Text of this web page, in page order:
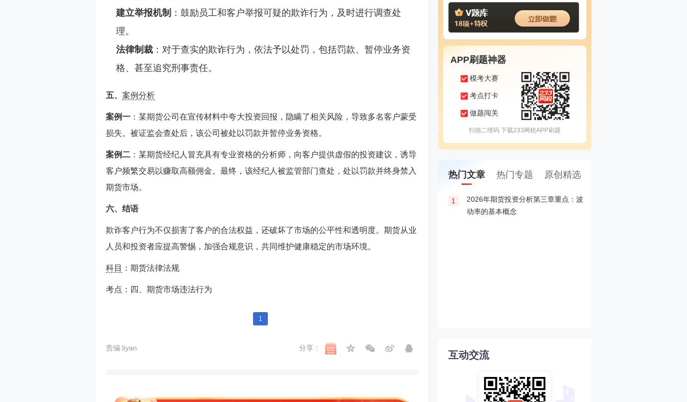
建立举报机制 ：鼓励员工和客户举报可疑的欺诈行为，及时进行调查处
理。
法律制裁 ：对于查实的欺诈行为，依法予以处罚，包括罚款、暂停业务资
格、甚至追究刑事责任。
五、 案例分析
案例一 ：某期货公司在宣传材料中夸大投资回报，隐瞒了相关风险，导致多名客户蒙受
损失。被证监会查处后，该公司被处以罚款并暂停业务资格。
案例二 ：某期货经纪人冒充具有专业资格的分析师，向客户提供虚假的投资建议，诱导
客户频繁交易以赚取高额佣金。最终，该经纪人被监管部门查处，处以罚款并终身禁入
期货市场。
六、结语
欺诈客户行为不仅损害了客户的合法权益，还破坏了市场的公平性和透明度。期货从业
人员和投资者应提高警惕，加强合规意识，共同维护健康稳定的市场环境。
科目 ：期货法律法规
考点：四、期货市场违法行为
1
责编:liyan 分享：
APP刷题神器
模考大赛
考点打卡
做题闯关
扫描二维码 下载233网校APP刷题
热门文章 热门专题 原创精选
1
2026年期货投资分析第三章重点：波
动率的基本概念
互动交流